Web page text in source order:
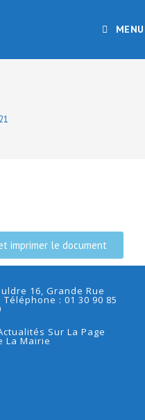
MENU
imprimer le document
16, Grande Rue
: 01 30 90 85
Sur La Page
La Mairie